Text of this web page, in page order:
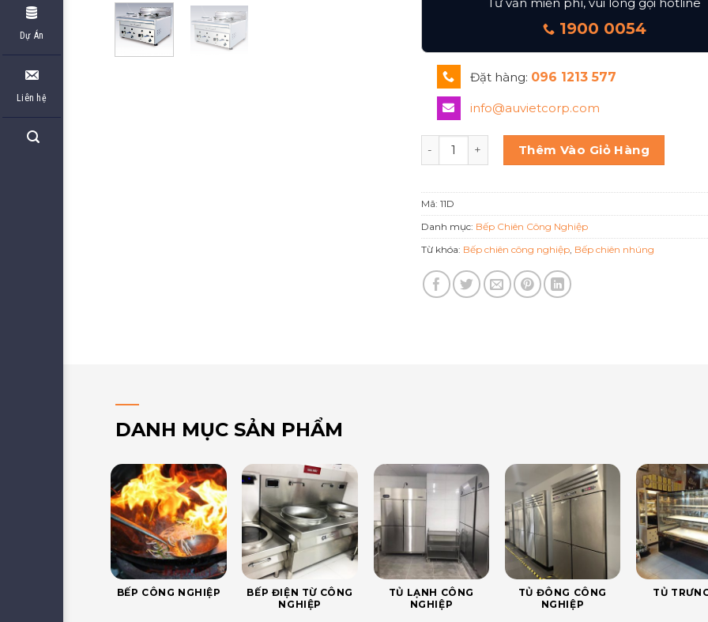
Dự Án
Liên hệ
1900 0054
Đặt hàng: 096 1213 577
info@auvietcorp.com
Bếp chiên nhúng gas đôi 11 lít Berjaya Gdf 11d
Thêm Vào Giỏ Hàng
Mã:11D
Danh mục: Bếp Chiên Công Nghiệp
Từ khóa: Bếp chiên công nghiệp, Bếp chiên nhúng
DANH MỤC SẢN PHẨM
BẾP CÔNG NGHIỆP
BẾP ĐIỆN TỪ CÔNG
NGHIỆP
TỦ LẠNH CÔNG
NGHIỆP
TỦ ĐÔNG CÔNG
NGHIỆP
TỦ